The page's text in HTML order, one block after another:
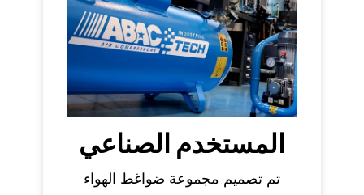
المستخدم الصناعي
تم تصميم مجموعة ضواغط الهواء